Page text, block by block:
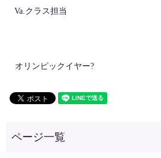
Va.クラス担当
オリンピックイヤー?